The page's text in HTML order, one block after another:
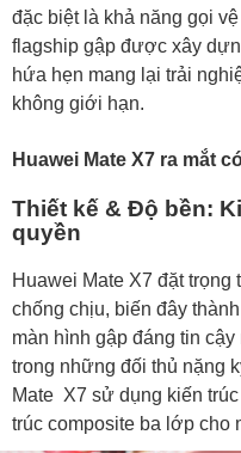
đặc biệt là khả năng gọi
flagship gập được xây
hứa hẹn mang lại trải
không giới hạn.
Huawei Mate X7 ra mắt
Thiết kế & Độ bền:
quyền
Huawei Mate X7 đặt trọng
chống chịu, biến đây
màn hình gập đáng tin
trong những đối thủ nặng
Mate X7 sử dụng kiến
trúc composite ba lớp cho